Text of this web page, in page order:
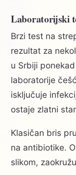
Laboratorijski
Brzi test na
rezultat za
u Srbiji
laboratorije
isključuje
ostaje zlatni
Klasičan bris
na antibiotike.
slikom,